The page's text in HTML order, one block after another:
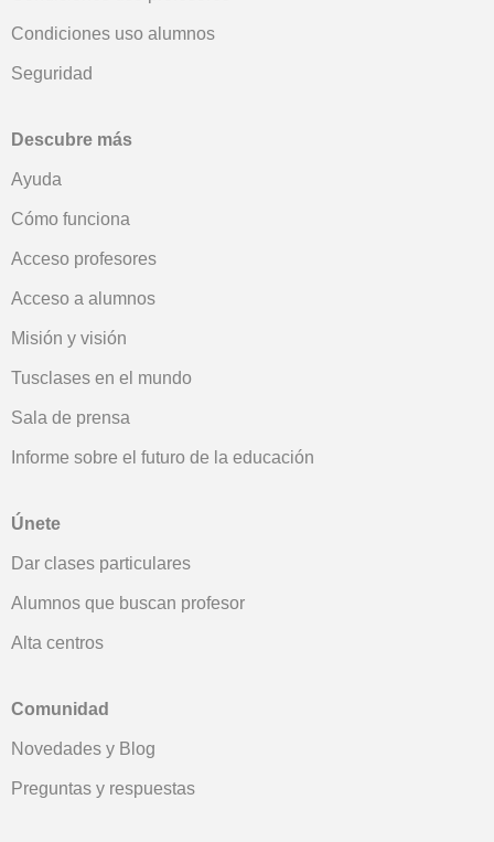
Condiciones uso alumnos
Seguridad
Descubre más
Ayuda
Cómo funciona
Acceso profesores
Acceso a alumnos
Misión y visión
Tusclases en el mundo
Sala de prensa
Informe sobre el futuro de la educación
Únete
Dar clases particulares
Alumnos que buscan profesor
Alta centros
Comunidad
Novedades y Blog
Preguntas y respuestas